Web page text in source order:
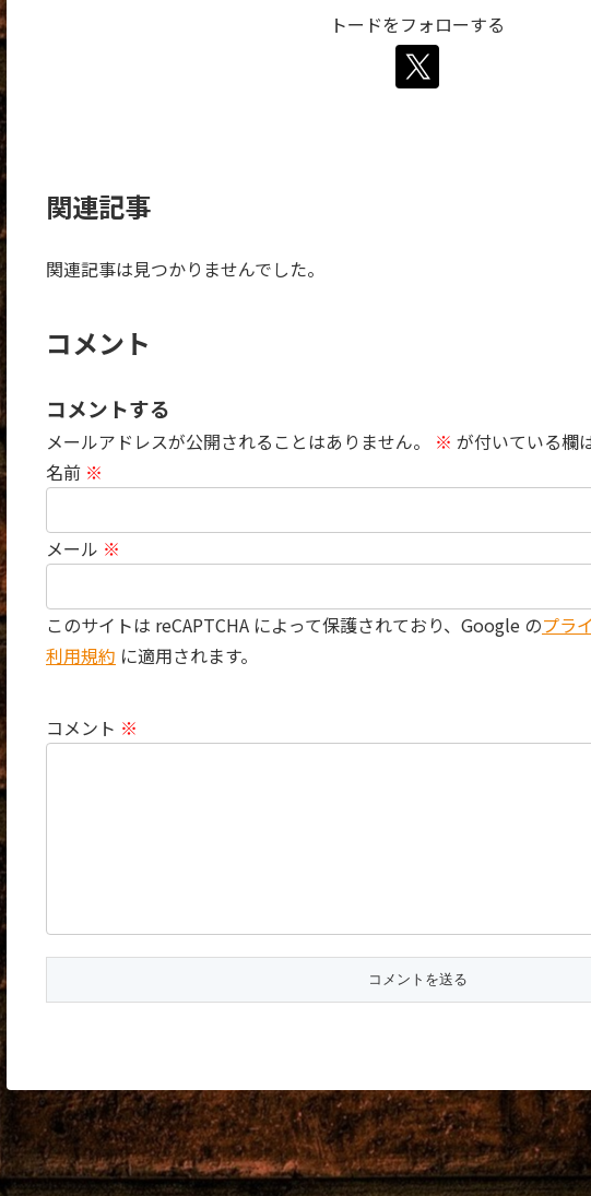
トードをフォローする
関連記事
関連記事は見つかりませんでした。
コメント
コメントする
メールアドレスが公開されることはありません。 ※ が付いている欄
名前 ※
メール ※
このサイトは reCAPTCHA によって保護されており、Google のプラ
利用規約 に適用されます。
コメント ※